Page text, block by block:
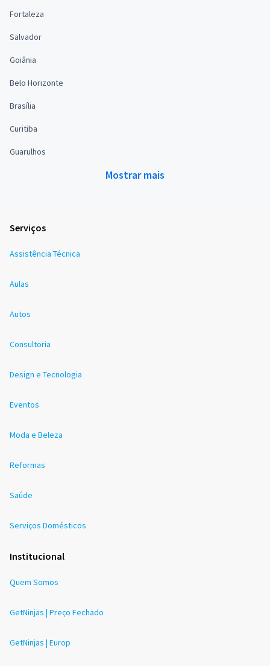
Fortaleza
Salvador
Goiânia
Belo Horizonte
Brasília
Curitiba
Guarulhos
Mostrar mais
Serviços
Assistência Técnica
Aulas
Autos
Consultoria
Design e Tecnologia
Eventos
Moda e Beleza
Reformas
Saúde
Serviços Domésticos
Institucional
Quem Somos
GetNinjas | Preço Fechado
GetNinjas | Europ